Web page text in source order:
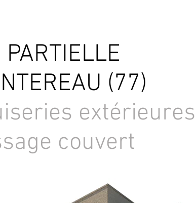
PARTIELLE
(77)
extérieures
couvert